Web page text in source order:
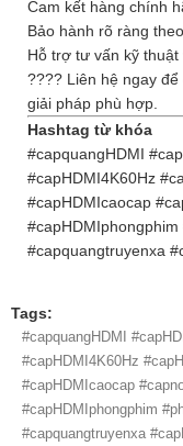
Cam kết hàng chính
Bảo hành rõ ràng
Hỗ trợ tư vấn kỹ
???? Liên hệ ngay
giải pháp phù hợp.
Hashtag từ khóa
#capquangHDMI
#capHDMI4K60Hz
#capHDMIcaocap
#capquangtruyenxa
Tags:
#capquangHDMI
#capHDMI4K60Hz
#capHDMIcaocap
#capHDMIphongphim
#capquangtruyenxa